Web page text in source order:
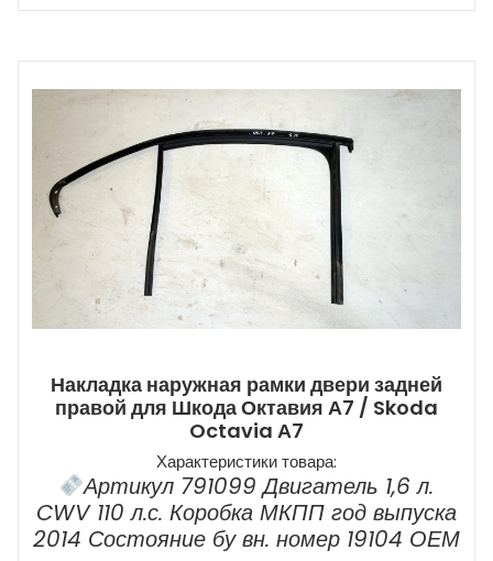
Накладка наружная рамки двери задней
правой для Шкода Октавия А7 / Skoda
Octavia А7
Характеристики товара:
Артикул 791099 Двигатель 1,6 л.
CWV 110 л.с. Коробка МКПП год выпуска
2014 Состояние бу вн. номер 19104 ОЕМ